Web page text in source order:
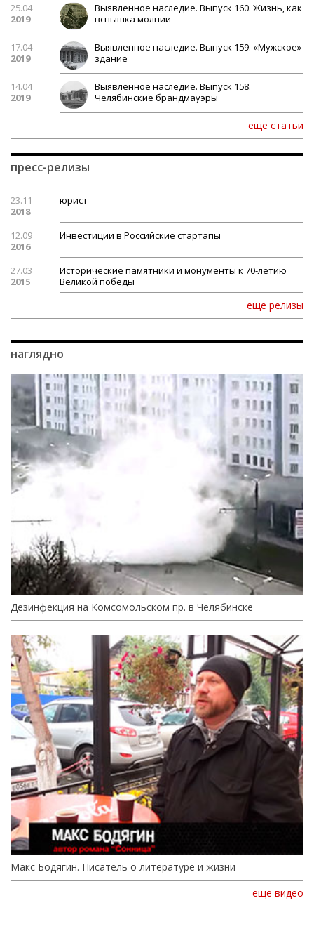
25.04
2019
Выявленное наследие. Выпуск 160. Жизнь, как
вспышка молнии
17.04
2019
Выявленное наследие. Выпуск 159. «Мужское»
здание
14.04
2019
Выявленное наследие. Выпуск 158.
Челябинские брандмауэры
еще статьи
пресс-релизы
23.11
2018
юрист
12.09
2016
Инвестиции в Российские стартапы
27.03
2015
Исторические памятники и монументы к 70-летию
Великой победы
еще релизы
наглядно
Дезинфекция на Комсомольском пр. в Челябинске
Макс Бодягин. Писатель о литературе и жизни
еще видео